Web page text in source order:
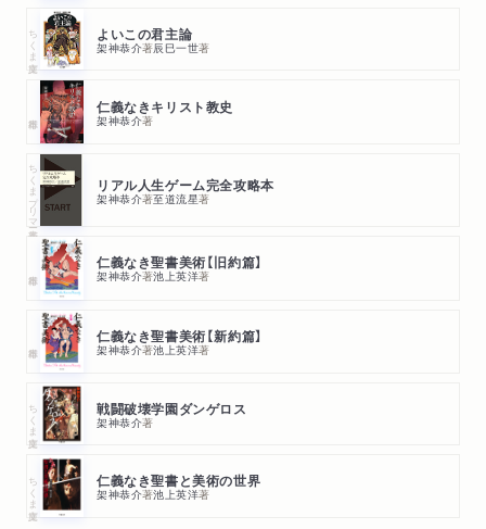
ちくま文庫 よいこの君主論
架神恭介著辰巳一世著
仁義なきキリスト教史
架神恭介著
ちくまプリマー新書 リアル人生ゲーム完全攻略本
架神恭介著至道流星著
仁義なき聖書美術【旧約篇】
架神恭介著池上英洋著
仁義なき聖書美術【新約篇】
架神恭介著池上英洋著
ちくま文庫 戦闘破壊学園ダンゲロス
架神恭介著
ちくま文庫 仁義なき聖書と美術の世界
架神恭介著池上英洋著